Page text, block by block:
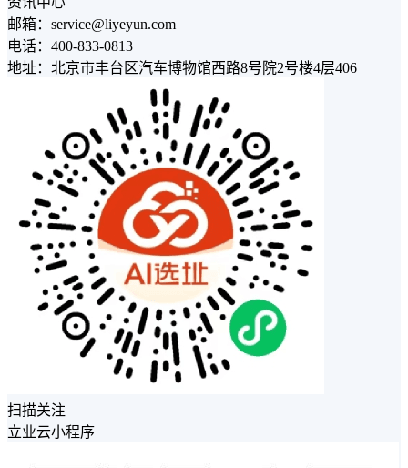
邮箱：service@liyeyun.com
电话：400-833-0813
地址：北京市丰台区汽车博物馆西路8号院2号楼4层406
扫描关注
立业云小程序